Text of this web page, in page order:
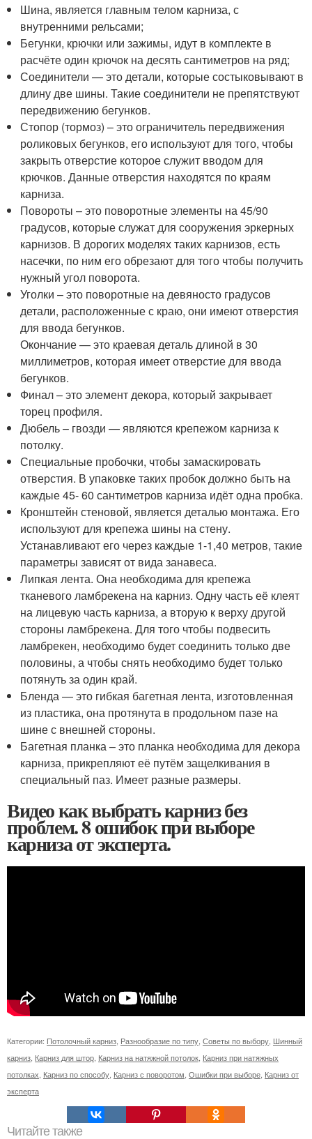
Шина, является главным телом карниза, с
внутренними рельсами;
Бегунки, крючки или зажимы, идут в комплекте в
расчёте один крючок на десять сантиметров на ряд;
Соединители — это детали, которые состыковывают в
длину две шины. Такие соединители не препятствуют
передвижению бегунков.
Стопор (тормоз) – это ограничитель передвижения
роликовых бегунков, его используют для того, чтобы
закрыть отверстие которое служит вводом для
крючков. Данные отверстия находятся по краям
карниза.
Повороты – это поворотные элементы на 45/90
градусов, которые служат для сооружения эркерных
карнизов. В дорогих моделях таких карнизов, есть
насечки, по ним его обрезают для того чтобы получить
нужный угол поворота.
Уголки – это поворотные на девяносто градусов
детали, расположенные с краю, они имеют отверстия
для ввода бегунков.
Окончание — это краевая деталь длиной в 30
миллиметров, которая имеет отверстие для ввода
бегунков.
Финал – это элемент декора, который закрывает
торец профиля.
Дюбель – гвозди — являются крепежом карниза к
потолку.
Специальные пробочки, чтобы замаскировать
отверстия. В упаковке таких пробок должно быть на
каждые 45- 60 сантиметров карниза идёт одна пробка.
Кронштейн стеновой, является деталью монтажа. Его
используют для крепежа шины на стену.
Устанавливают его через каждые 1-1,40 метров, такие
параметры зависят от вида занавеса.
Липкая лента. Она необходима для крепежа
тканевого ламбрекена на карниз. Одну часть её клеят
на лицевую часть карниза, а вторую к верху другой
стороны ламбрекена. Для того чтобы подвесить
ламбрекен, необходимо будет соединить только две
половины, а чтобы снять необходимо будет только
потянуть за один край.
Бленда — это гибкая багетная лента, изготовленная
из пластика, она протянута в продольном пазе на
шине с внешней стороны.
Багетная планка – это планка необходима для декора
карниза, прикрепляют её путём защелкивания в
специальный паз. Имеет разные размеры.
Видео как выбрать карниз без
проблем. 8 ошибок при выборе
карниза от эксперта.
Категории: Потолочный карниз Разнообразие по типу Советы по выбору Шинный
карниз Карниз для штор Карниз на натяжной потолок Карниз при натяжных
потолках Карниз по способу Карниз с поворотом Ошибки при выборе Карниз от
эксперта
Читайте также